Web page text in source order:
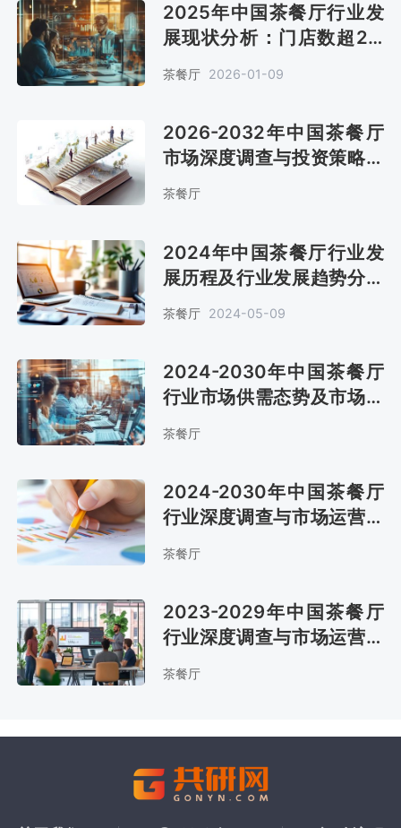
2025年中国茶餐厅行业发
展现状分析：门店数超2.8
万家 市场规模将突破300亿
元[图]
茶餐厅 2026-01-09
2026-2032年中国茶餐厅
市场深度调查与投资策略报
告
茶餐厅
2024年中国茶餐厅行业发
展历程及行业发展趋势分析
[图]
茶餐厅 2024-05-09
2024-2030年中国茶餐厅
行业市场供需态势及市场趋
势预测报告
茶餐厅
2024-2030年中国茶餐厅
行业深度调查与市场运营趋
势报告
茶餐厅
2023-2029年中国茶餐厅
行业深度调查与市场运营趋
势报告
茶餐厅